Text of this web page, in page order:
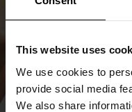
This website uses
We use cookies to
provide social media
We also share